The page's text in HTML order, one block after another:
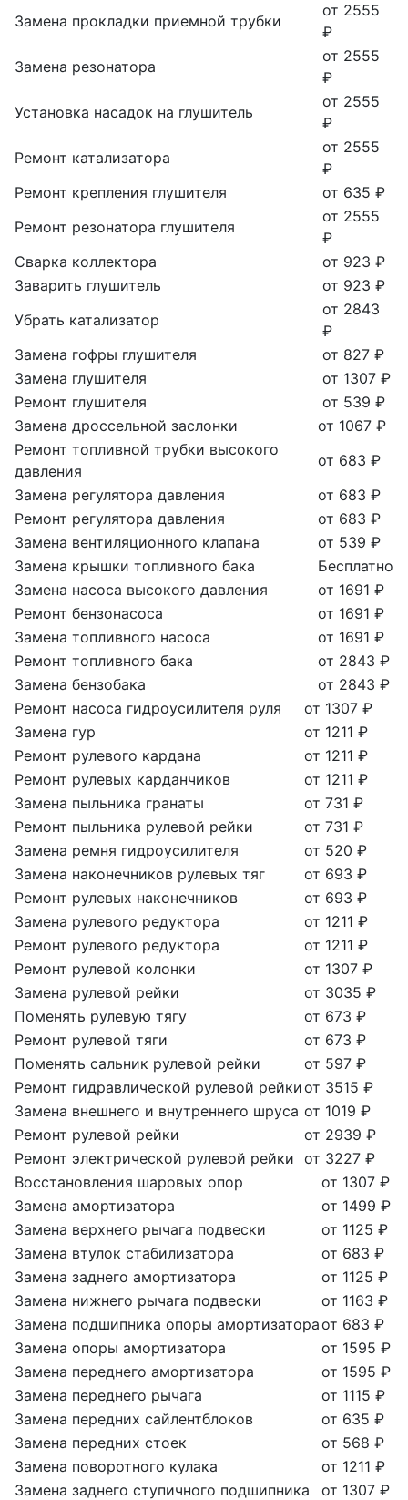
Замена прокладки приемной трубки
от 2555
₽
Замена резонатора
от 2555
₽
Установка насадок на глушитель
от 2555
₽
Ремонт катализатора
от 2555
₽
Ремонт крепления глушителя
от 635 ₽
Ремонт резонатора глушителя
от 2555
₽
Сварка коллектора
от 923 ₽
Заварить глушитель
от 923 ₽
Убрать катализатор
от 2843
₽
Замена гофры глушителя
от 827 ₽
Замена глушителя
от 1307 ₽
Ремонт глушителя
от 539 ₽
Замена дроссельной заслонки
от 1067 ₽
Ремонт топливной трубки высокого
давления
от 683 ₽
Замена регулятора давления
от 683 ₽
Ремонт регулятора давления
от 683 ₽
Замена вентиляционного клапана
от 539 ₽
Замена крышки топливного бака
Бесплатно
Замена насоса высокого давления
от 1691 ₽
Ремонт бензонасоса
от 1691 ₽
Замена топливного насоса
от 1691 ₽
Ремонт топливного бака
от 2843 ₽
Замена бензобака
от 2843 ₽
Ремонт насоса гидроусилителя руля
от 1307 ₽
Замена гур
от 1211 ₽
Ремонт рулевого кардана
от 1211 ₽
Ремонт рулевых карданчиков
от 1211 ₽
Замена пыльника гранаты
от 731 ₽
Ремонт пыльника рулевой рейки
от 731 ₽
Замена ремня гидроусилителя
от 520 ₽
Замена наконечников рулевых тяг
от 693 ₽
Ремонт рулевых наконечников
от 693 ₽
Замена рулевого редуктора
от 1211 ₽
Ремонт рулевого редуктора
от 1211 ₽
Ремонт рулевой колонки
от 1307 ₽
Замена рулевой рейки
от 3035 ₽
Поменять рулевую тягу
от 673 ₽
Ремонт рулевой тяги
от 673 ₽
Поменять сальник рулевой рейки
от 597 ₽
Ремонт гидравлической рулевой рейкиот 3515 ₽
Замена внешнего и внутреннего шруса от 1019 ₽
Ремонт рулевой рейки
от 2939 ₽
Ремонт электрической рулевой рейки от 3227 ₽
Восстановления шаровых опор
от 1307 ₽
Замена амортизатора
от 1499 ₽
Замена верхнего рычага подвески
от 1125 ₽
Замена втулок стабилизатора
от 683 ₽
Замена заднего амортизатора
от 1125 ₽
Замена нижнего рычага подвески
от 1163 ₽
Замена подшипника опоры амортизатораот 683 ₽
Замена опоры амортизатора
от 1595 ₽
Замена переднего амортизатора
от 1595 ₽
Замена переднего рычага
от 1115 ₽
Замена передних сайлентблоков
от 635 ₽
Замена передних стоек
от 568 ₽
Замена поворотного кулака
от 1211 ₽
Замена заднего ступичного подшипника
от 1307 ₽